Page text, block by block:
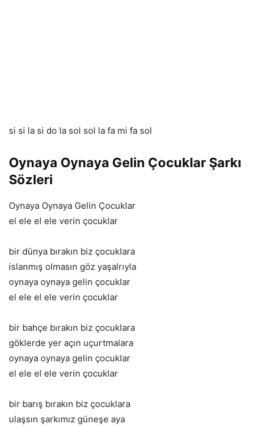
si si la si do la sol sol la fa mi fa sol
Oynaya Oynaya Gelin Çocuklar Şarkı
Sözleri
Oynaya Oynaya Gelin Çocuklar
el ele el ele verin çocuklar
bir dünya bırakın biz çocuklara
islanmış olmasın göz yaşalrıyla
oynaya oynaya gelin çocuklar
el ele el ele verin çocuklar
bir bahçe bırakın biz çocuklara
göklerde yer açın uçurtmalara
oynaya oynaya gelin çocuklar
el ele el ele verin çocuklar
bir barış bırakın biz çocuklara
ulaşsın şarkımız güneşe aya